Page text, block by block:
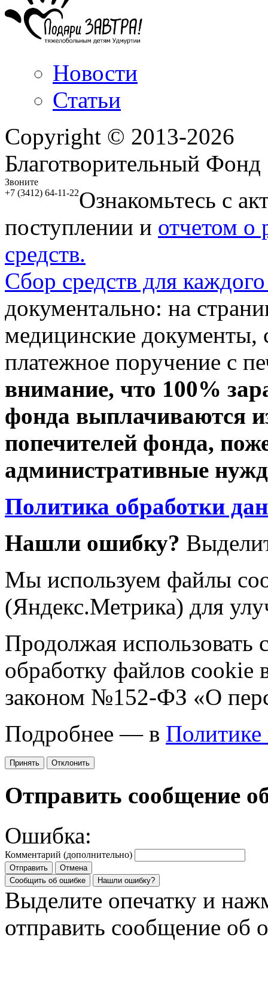
Новости
Статьи
Copyright © 2013-2026
Благотворительный
Звоните
+7 (3412) 64-11-22Ознакомьтесь с
поступлении и отчетом о
средств.
Сбор средств для
документально: на
медицинские документы,
платежное поручение с
внимание, что 100%
фонда выплачиваются
попечителей фонда,
административные
Политика обработки
Нашли ошибку?
Мы используем файлы
(Яндекс.Метрика) для
Продолжая использовать
обработку файлов cookie
законом №152-ФЗ «О
Подробнее — в Политике
Принять Отклонить
Отправить сообщение
Ошибка:
Комментарий (дополнительно)
Отправить
Отмена
Сообщить об ошибке
Нашли ошибку?
Выделите опечатку и
отправить сообщение об